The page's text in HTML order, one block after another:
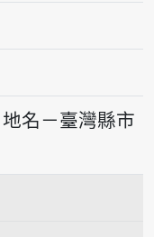
名－臺灣縣市